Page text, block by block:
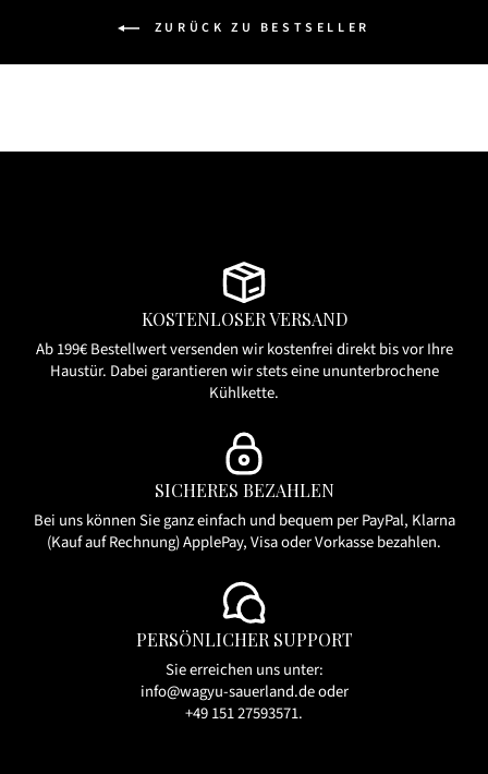
ZURÜCK ZU BESTSELLER
KOSTENLOSER VERSAND
Ab 199€ Bestellwert versenden wir kostenfrei direkt bis vor Ihre
Haustür. Dabei garantieren wir stets eine ununterbrochene
Kühlkette.
SICHERES BEZAHLEN
Bei uns können Sie ganz einfach und bequem per PayPal, Klarna
(Kauf auf Rechnung) ApplePay, Visa oder Vorkasse bezahlen.
PERSÖNLICHER SUPPORT
Sie erreichen uns unter:
info@wagyu-sauerland.deoder
+49 151 27593571.